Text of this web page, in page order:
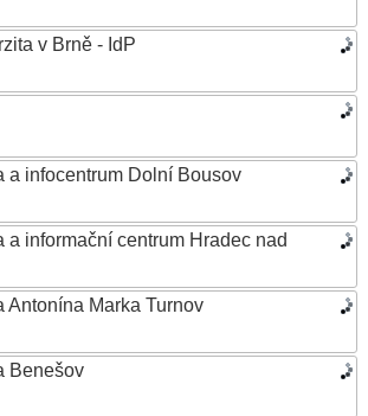
v Brně - IdP
a infocentrum Dolní Bousov
a informační centrum Hradec nad
Antonína Marka Turnov
Benešov